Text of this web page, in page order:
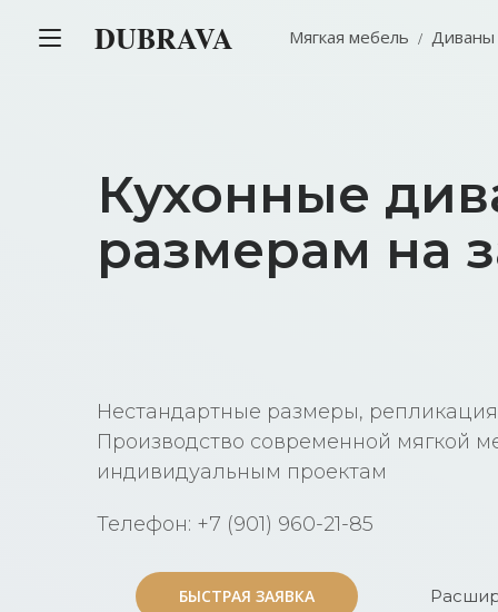
Кухонные
размерам на
Нестандартные размеры,
Производство современной мягкой
индивидуальным проектам
Телефон: +7 (901) 960-21-85
БЫСТРАЯ ЗАЯВКА
БЫСТРАЯ ЗАЯВКА
DUBRAVA Мягкая мебель Диваны